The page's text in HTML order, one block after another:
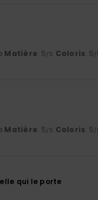
Matière: 5/5 Coloris: 5/
Matière: 5/5 Coloris: 5/
qui le porte